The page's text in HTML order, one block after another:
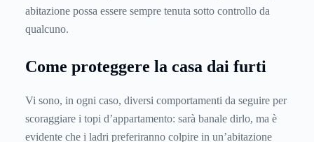
abitazione possa essere sempre tenuta sotto controllo da
qualcuno.
Come proteggere la casa dai furti
Vi sono, in ogni caso, diversi comportamenti da seguire per
scoraggiare i topi d’appartamento: sarà banale dirlo, ma è
evidente che i ladri preferiranno colpire in un’abitazione